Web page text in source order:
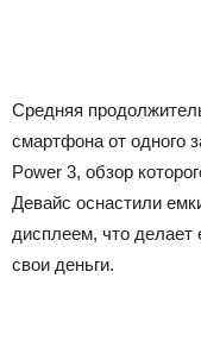
Средняя
смартфона от одного
Power 3, обзор
Девайс оснастили
дисплеем, что делает
свои деньги.